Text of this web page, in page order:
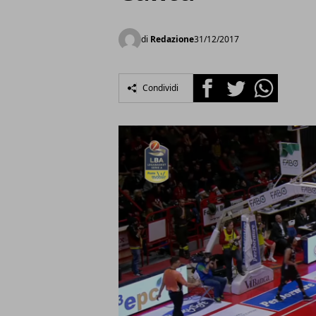
di Redazione31/12/2017
Condividi FacebookTwitterWhatsapp